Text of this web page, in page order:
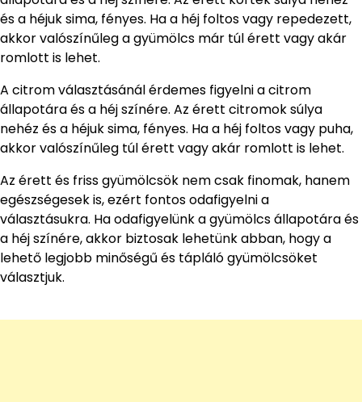
és a héjuk sima, fényes. Ha a héj foltos vagy repedezett,
akkor valószínűleg a gyümölcs már túl érett vagy akár
romlott is lehet.
A citrom választásánál érdemes figyelni a citrom
állapotára és a héj színére. Az érett citromok súlya
nehéz és a héjuk sima, fényes. Ha a héj foltos vagy puha,
akkor valószínűleg túl érett vagy akár romlott is lehet.
Az érett és friss gyümölcsök nem csak finomak, hanem
egészségesek is, ezért fontos odafigyelni a
választásukra. Ha odafigyelünk a gyümölcs állapotára és
a héj színére, akkor biztosak lehetünk abban, hogy a
lehető legjobb minőségű és tápláló gyümölcsöket
választjuk.